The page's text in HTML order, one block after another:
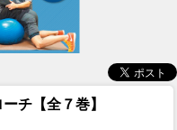
チ【全７巻】